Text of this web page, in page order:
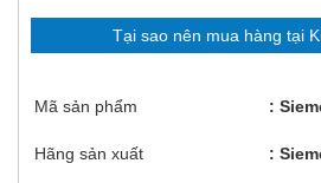
Tại sao nên mua hàng tại
Mã sản phẩm
Hãng sản xuất